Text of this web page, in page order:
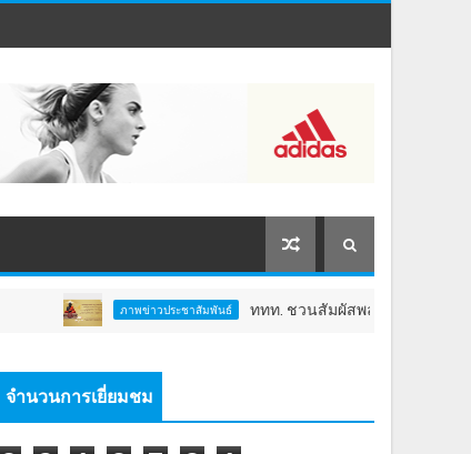
ภาพข่าวประชาสัมพันธ์ ททท. ชวนสัมผัสพลังแห่งศรัทธา ร่วมงาน "
จำนวนการเยี่ยมชม